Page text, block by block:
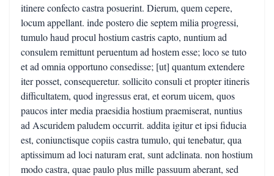
itinere confecto castra posuerint. Dierum, quem cepere,
locum appellant. inde postero die septem milia progressi,
tumulo haud procul hostium castris capto, nuntium ad
consulem remittunt peruentum ad hostem esse; loco se tuto
et ad omnia opportuno consedisse; [ut] quantum extendere
iter posset, consequeretur. sollicito consuli et propter itineris
difficultatem, quod ingressus erat, et eorum uicem, quos
paucos inter media praesidia hostium praemiserat, nuntius
ad Ascuridem paludem occurrit. addita igitur et ipsi fiducia
est, coniunctisque copiis castra tumulo, qui tenebatur, qua
aptissimum ad loci naturam erat, sunt adclinata. non hostium
modo castra, quae paulo plus mille passuum aberant, sed